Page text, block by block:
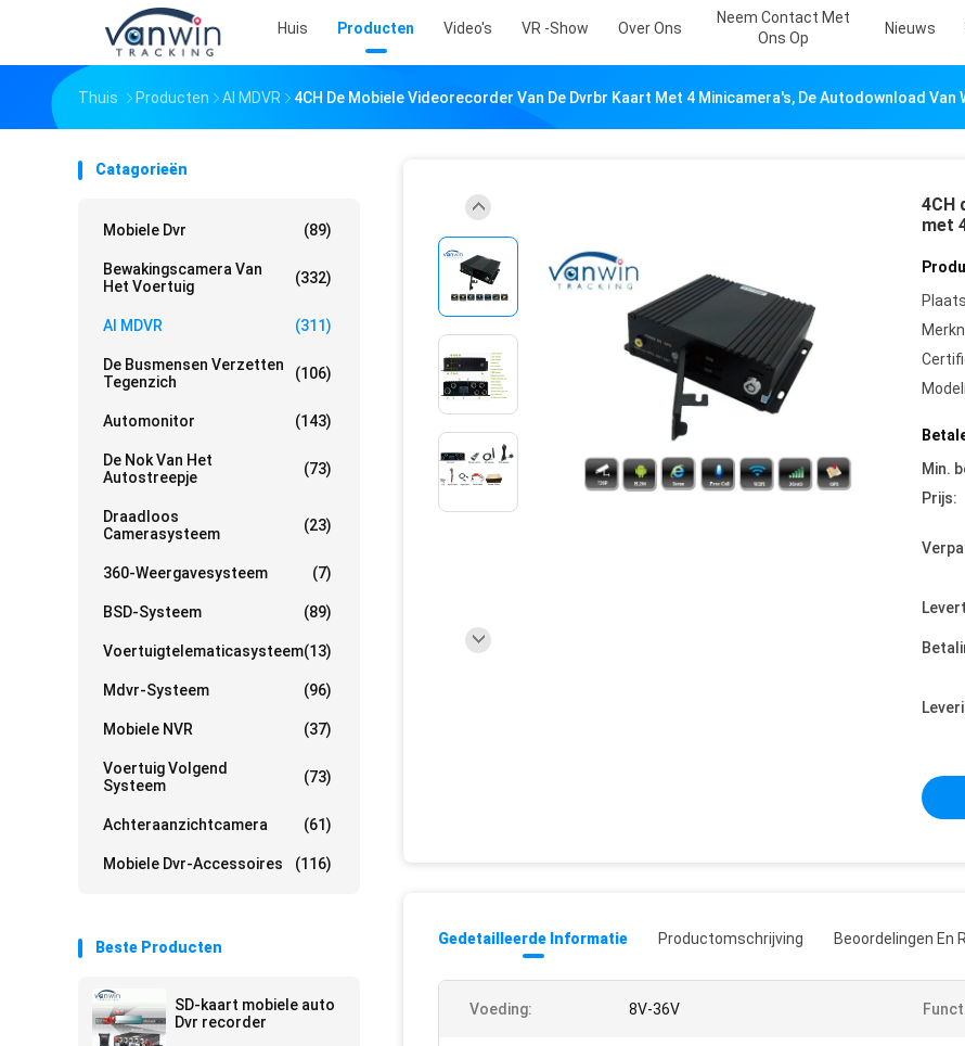
Huis Producten Video's VR -show Over Ons
Neem Contact Met
Ons Op
Nieuws
Thuis Producten AI MDVR 4CH De Mobiele Videorecorder Van De Dvrbr Kaart Met 4 Minicamera's, De Autodownload Van
Catagorieën
Mobiele Dvr (89)
Bewakingscamera Van
Het Voertuig
(332)
AI MDVR (311)
De Busmensen Verzetten
Tegenzich
(106)
Automonitor (143)
De Nok Van Het
Autostreepje
(73)
Draadloos
Camerasysteem
(23)
360-Weergavesysteem (7)
BSD-Systeem (89)
Voertuigtelematicasysteem(13)
Mdvr-Systeem (96)
Mobiele NVR (37)
Voertuig Volgend
Systeem
(73)
Achteraanzichtcamera (61)
Mobiele Dvr-Accessoires (116)
Beste Producten
SD-kaart mobiele auto
Dvr recorder
4CH
met
Min.
Prijs:
Gedetailleerde Informatie Productomschrijving Beoordelingen En
Voeding: 8V-36V